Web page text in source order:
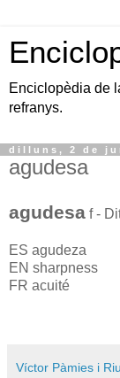
Enciclopèdia de
refranys.
dilluns, 2 de
agudesa
agudesa f -
ES agudeza
EN sharpness
FR acuité
Víctor Pàmies i